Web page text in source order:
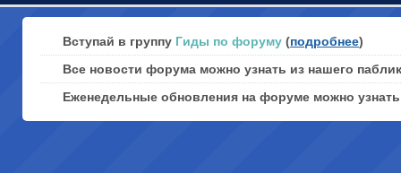
Вступай в группу Гиды по форуму (подробнее)
Все новости форума можно узнать из нашего
Еженедельные обновления на форуме можно